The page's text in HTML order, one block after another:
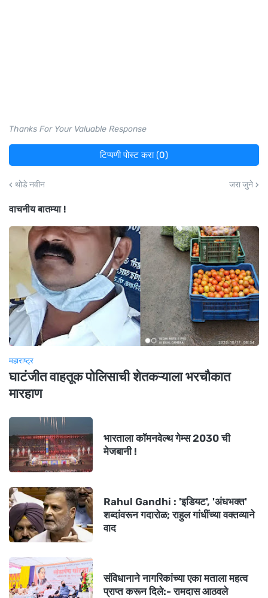
Thanks For Your Valuable Response
टिप्पणी पोस्ट करा (0)
थोडे नवीन जरा जुने
वाचनीय बातम्या !
महाराष्ट्र
घाटंजीत वाहतूक पोलिसाची शेतकऱ्याला भरचौकात
मारहाण
भारताला कॉमनवेल्थ गेम्स 2030 ची
मेजबानी !
Rahul Gandhi : 'इडियट', 'अंधभक्त'
शब्दांवरून गदारोळ; राहुल गांधींच्या वक्तव्याने
वाद
संविधानाने नागरिकांच्या एका मताला महत्व
प्राप्त करून दिले:- रामदास आठवले